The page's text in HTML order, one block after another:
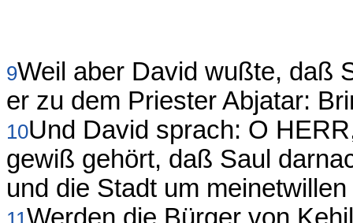
9Weil aber David wußte, daß
er zu dem Priester Abjatar:
10Und David sprach: O
gewiß gehört, daß Saul
und die Stadt um